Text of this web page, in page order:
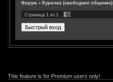
Форум » Курилка (свободное общение)
Страница 1 из 1 1
This feature is for Premium users only!